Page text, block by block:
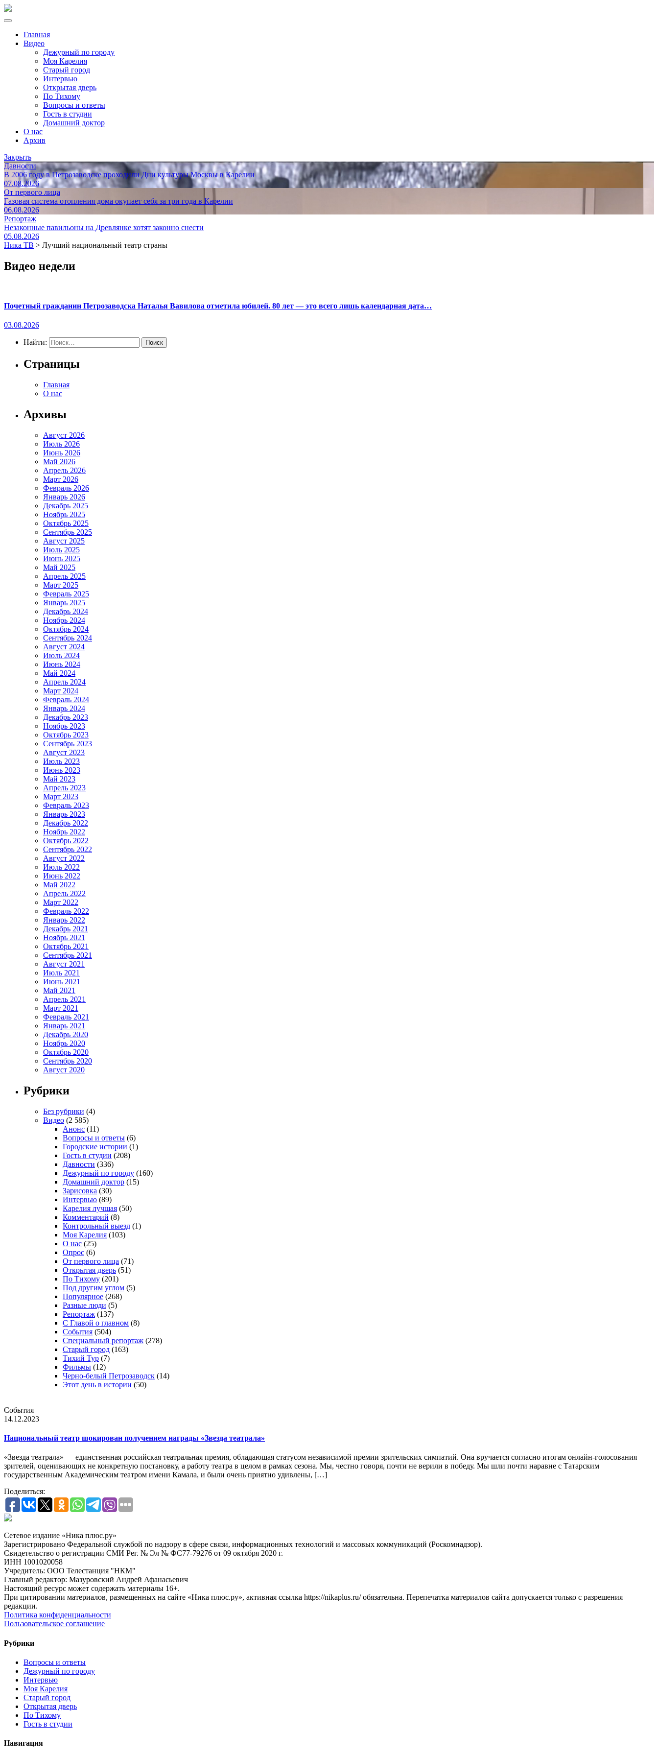
Главная
Видео
Дежурный по городу
Моя Карелия
Старый город
Интервью
Открытая дверь
По Тихому
Вопросы и ответы
Гость в студии
Домашний доктор
О нас
Архив
Закрыть
Давности
В 2006 году в Петрозаводске проходили Дни культуры Москвы в Карелии
07.08.2026
От первого лица
Газовая система отопления дома окупает себя за три года в Карелии
06.08.2026
Репортаж
Незаконные павильоны на Древлянке хотят законно снести
05.08.2026
Ника ТВ > Лучший национальный театр страны
Видео недели
Почетный гражданин Петрозаводска Наталья Вавилова отметила юбилей. 80 лет — это всего лишь календарная дата…
03.08.2026
Найти:
Страницы
Главная
О нас
Архивы
Август 2026
Июль 2026
Июнь 2026
Май 2026
Апрель 2026
Март 2026
Февраль 2026
Январь 2026
Декабрь 2025
Ноябрь 2025
Октябрь 2025
Сентябрь 2025
Август 2025
Июль 2025
Июнь 2025
Май 2025
Апрель 2025
Март 2025
Февраль 2025
Январь 2025
Декабрь 2024
Ноябрь 2024
Октябрь 2024
Сентябрь 2024
Август 2024
Июль 2024
Июнь 2024
Май 2024
Апрель 2024
Март 2024
Февраль 2024
Январь 2024
Декабрь 2023
Ноябрь 2023
Октябрь 2023
Сентябрь 2023
Август 2023
Июль 2023
Июнь 2023
Май 2023
Апрель 2023
Март 2023
Февраль 2023
Январь 2023
Декабрь 2022
Ноябрь 2022
Октябрь 2022
Сентябрь 2022
Август 2022
Июль 2022
Июнь 2022
Май 2022
Апрель 2022
Март 2022
Февраль 2022
Январь 2022
Декабрь 2021
Ноябрь 2021
Октябрь 2021
Сентябрь 2021
Август 2021
Июль 2021
Июнь 2021
Май 2021
Апрель 2021
Март 2021
Февраль 2021
Январь 2021
Декабрь 2020
Ноябрь 2020
Октябрь 2020
Сентябрь 2020
Август 2020
Рубрики
Без рубрики (4)
Видео (2 585)
Анонс (11)
Вопросы и ответы (6)
Городские истории (1)
Гость в студии (208)
Давности (336)
Дежурный по городу (160)
Домашний доктор (15)
Зарисовка (30)
Интервью (89)
Карелия лучшая (50)
Комментарий (8)
Контрольный выезд (1)
Моя Карелия (103)
О нас (25)
Опрос (6)
От первого лица (71)
Открытая дверь (51)
По Тихому (201)
Под другим углом (5)
Популярное (268)
Разные люди (5)
Репортаж (137)
С Главой о главном (8)
События (504)
Специальный репортаж (278)
Старый город (163)
Тихий Тур (7)
Фильмы (12)
Черно-белый Петрозаводск (14)
Этот день в истории (50)
События
14.12.2023
Национальный театр шокирован получением награды «Звезда театрала»
«Звезда театрала» — единственная российская театральная премия, обладающая статусом независимой премии зрительских симпатий. Она вручается согласно итогам онлайн-голосования
зрителей, оценивающих не конкретную постановку, а работу театра в целом в рамках сезона. Мы, честно говоря, почти не верили в победу. Мы шли почти наравне с Татарским
государственным Академическим театром имени Камала, и были очень приятно удивлены, […]
Поделиться:
Сетевое издание «Ника плюс.ру»
Зарегистрировано Федеральной службой по надзору в сфере связи, информационных технологий и массовых коммуникаций (Роскомнадзор).
Свидетельство о регистрации СМИ Рег. № Эл № ФС77-79276 от 09 октября 2020 г.
ИНН 1001020058
Учредитель: ООО Телестанция "НКМ"
Главный редактор: Мазуровский Андрей Афанасьевич
Настоящий ресурс может содержать материалы 16+.
При цитировании материалов, размещенных на сайте «Ника плюс.ру», активная ссылка https://nikaplus.ru/ обязательна. Перепечатка материалов сайта допускается только с разрешения
редакции.
Политика конфиденциальности
Пользовательское соглашение
Рубрики
Вопросы и ответы
Дежурный по городу
Интервью
Моя Карелия
Старый город
Открытая дверь
По Тихому
Гость в студии
Навигация